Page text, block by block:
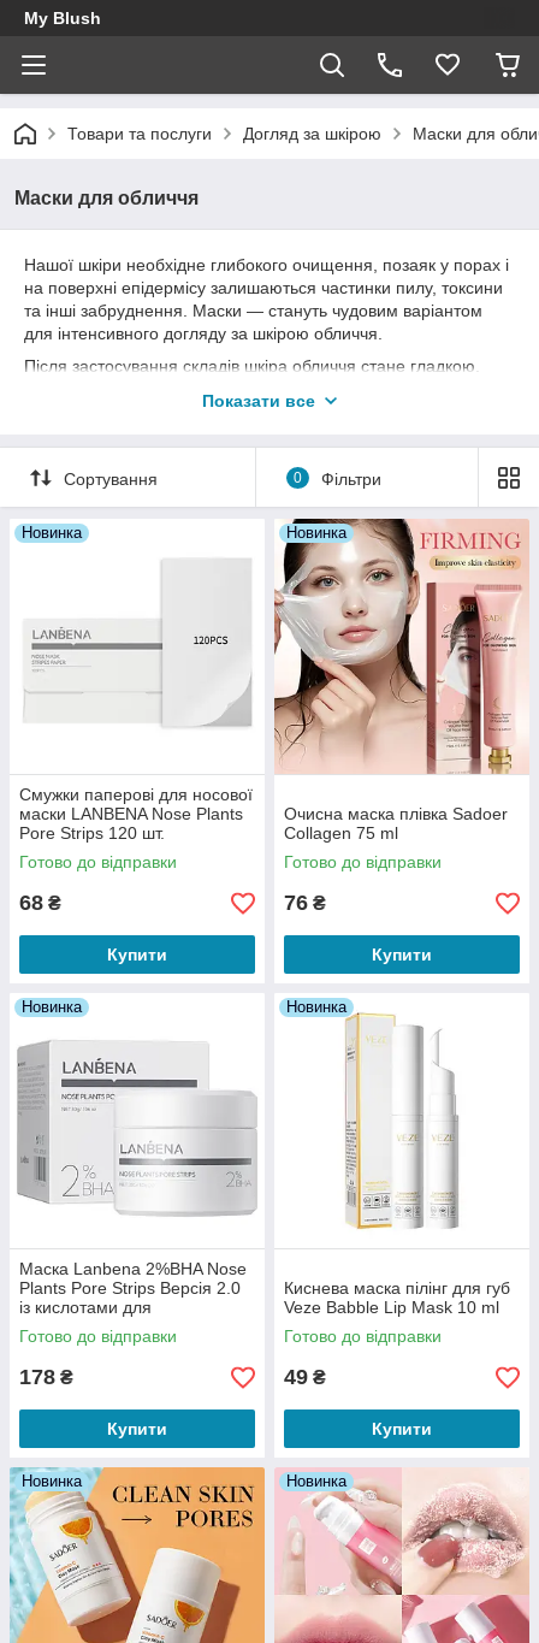
My Blush
Товари та послуги Догляд за шкірою Маски для
Маски для обличчя
Нашої шкіри необхідне глибокого очищення, позаяк у порах і
на поверхні епідермісу залишаються частинки пилу, токсини
та інші забруднення. Маски — стануть чудовим варіантом
для інтенсивного догляду за шкірою обличчя.
Після застосування складів шкіра обличчя стане гладкою,
шовковистості. Косметика, представлена в каталозі, успішно
Показати все
Сортування 0 Фільтри
Новинка
Смужки паперові для носової
маски LANBENA Nose Plants
Pore Strips 120 шт.
Готово до відправки
68 ₴
Купити
Новинка
Очисна маска плівка Sadoer
Collagen 75 ml
Готово до відправки
76 ₴
Купити
Новинка
Маска Lanbena 2%BHA Nose
Plants Pore Strips Версія 2.0
із кислотами для
видаленнявидалення чорних
цяток 30 g
Готово до відправки
178 ₴
Купити
Новинка
Киснева маска пілінг для губ
Veze Babble Lip Mask 10 ml
Готово до відправки
49 ₴
Купити
Новинка Новинка